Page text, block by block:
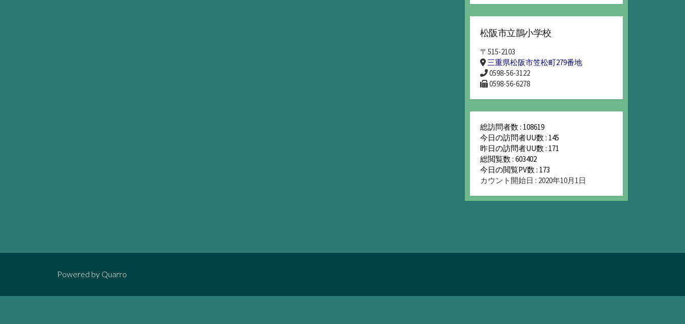
松阪市立鵲小学校
〒515-2103
三重県松阪市笠松町279番地
0598-56-3122
0598-56-6278
総訪問者数 : 108619
今日の訪問者UU数 : 145
昨日の訪問者UU数 : 171
総閲覧数 : 603402
今日の閲覧PV数 : 173
カウント開始日 : 2020年10月1日
Powered by Quarro